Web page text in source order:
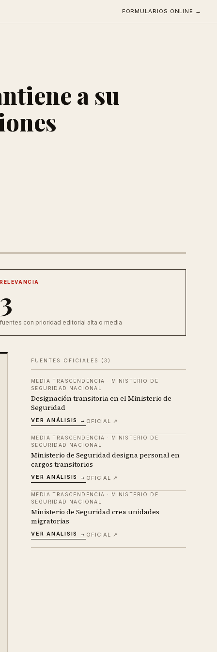
FORMULARIOS ONLINE →
a su
RELEVANCIA
3
fuentes con prioridad editorial alta o media
FUENTES OFICIALES ( 3 )
MEDIA TRASCENDENCIA · MINISTERIO DE
SEGURIDAD NACIONAL
Designación transitoria en el Ministerio de
Seguridad
VER ANÁLISIS → OFICIAL ↗
MEDIA TRASCENDENCIA · MINISTERIO DE
SEGURIDAD NACIONAL
Ministerio de Seguridad designa personal en
cargos transitorios
VER ANÁLISIS → OFICIAL ↗
MEDIA TRASCENDENCIA · MINISTERIO DE
SEGURIDAD NACIONAL
Ministerio de Seguridad crea unidades
migratorias
VER ANÁLISIS → OFICIAL ↗